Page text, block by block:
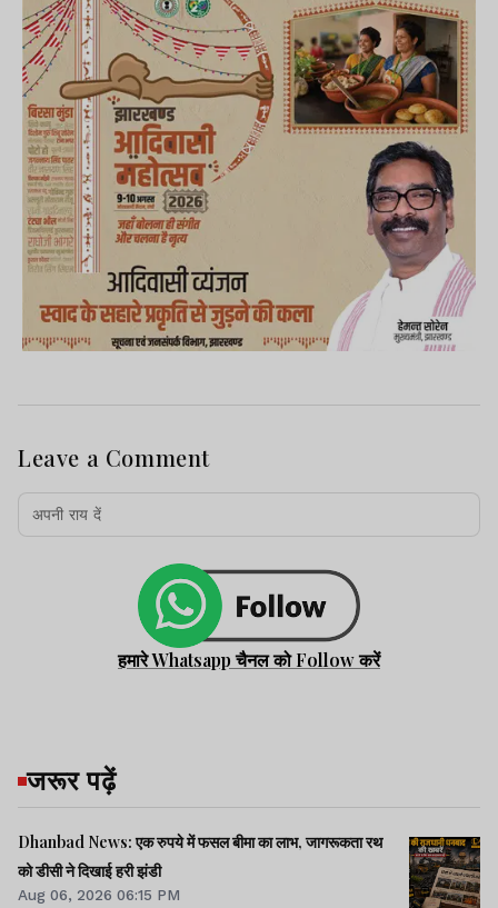
Leave a Comment
हमारे Whatsapp चैनल को Follow करें
जरूर पढ़ें
Dhanbad News: एक रुपये में फसल बीमा का लाभ, जागरूकता रथ
को डीसी ने दिखाई हरी झंडी
Aug 06, 2026 06:15 PM